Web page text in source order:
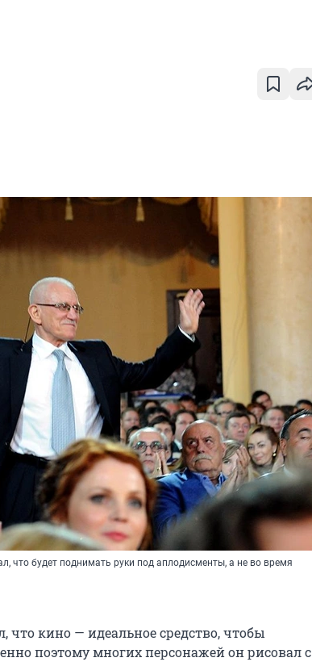
что будет поднимать руки под аплодисменты, а не во время
что кино — идеальное средство, чтобы
поэтому многих персонажей он рисовал с